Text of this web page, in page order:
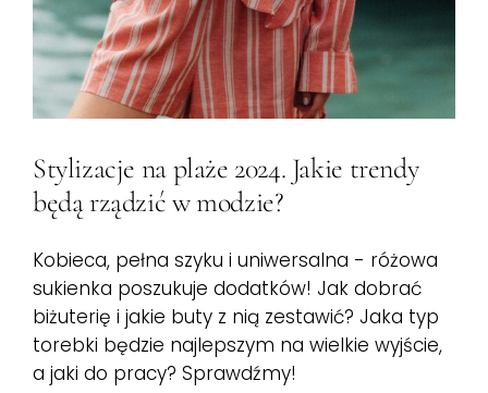
Stylizacje na plaże 2024. Jakie trendy
będą rządzić w modzie?
Kobieca, pełna szyku i uniwersalna - różowa
sukienka poszukuje dodatków! Jak dobrać
biżuterię i jakie buty z nią zestawić? Jaka typ
torebki będzie najlepszym na wielkie wyjście,
a jaki do pracy? Sprawdźmy!